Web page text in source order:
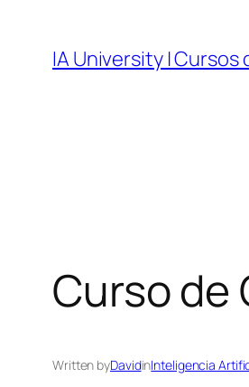
content
IA University |
Curso de
Written byDavidinInteligencia